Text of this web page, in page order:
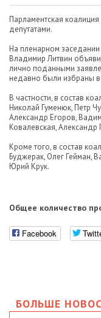
Парламентская
депутатами.
На пленарном
Владимир Литвин
лично поданными
недавно были избраны в
В частности, в состав
Николай Гуменюк, Петр
Александр Егоров,
Ковалевская,
Кроме того, в состав
Буджерак, Олег Гейман,
Юрий Крук.
Общее количество
Facebook
БОЛЬШЕ